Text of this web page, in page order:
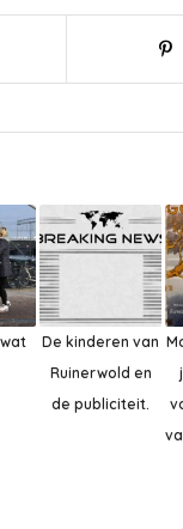
De kinderen van
Ruinerwold en
de publiciteit.